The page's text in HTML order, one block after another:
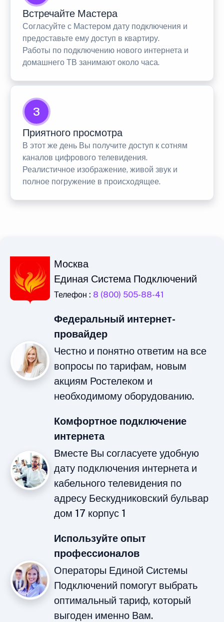
Встречайте Мастера
Согласуйте с Мастером дату подключения и
предоставьте ему доступ в квартиру.
Работы по подключению нового интернета и
домашнего ТВ занимают около часа.
3
Приятного просмотра
В этот же день Вы получите доступ к сотням
каналов цифрового телевидения.
Реалистичное изображение, живой звук и
полное погружение в происходящее.
Москва
Единая Система Подключений
Телефон : 8 (800) 505-88-41
Федеральный интернет-
провайдер
Честно и понятно ответим на все
вопросы по тарифам, новым
акциям Ростелеком и
необходимому оборудованию.
Комфортное подключение
интернета
Вместе Вы согласуете удобную
дату подключения интернета и
кабельного телевидения по
адресу Бескудниковский бульвар
дом 17 корпус 1
Используйте опыт
профессионалов
Операторы Единой Системы
Подключений помогут выбрать
оптимальный тариф, который
выгоден именно Вам.